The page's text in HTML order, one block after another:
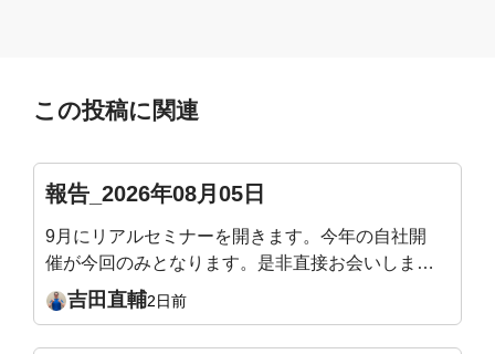
この投稿に関連
報告_2026年08月05日
9月にリアルセミナーを開きます。今年の自社開
催が今回のみとなります。是非直接お会いしまし
ょう！姿勢迷子の骨格ワーク ― 加齢で潰れない
身体のつくり方9/19（土）10:00〜12:30／渋谷当
吉田直輔2日前